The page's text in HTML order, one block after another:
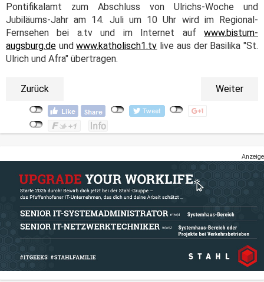
Pontifikalamt zum Abschluss von Ulrichs-Woche und
Jubiläums-Jahr am 14. Juli um 10 Uhr wird im Regional-
Fernsehen bei a.tv und im Internet auf www.bistum-
augsburg.de undwww.katholisch1.tv live aus der Basilika "St.
Ulrich und Afra" übertragen.
Zurück Weiter
Anzeige